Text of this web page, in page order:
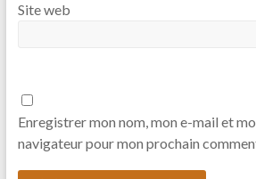
Site web
Enregistrer mon nom, mon e-mail et
navigateur pour mon prochain